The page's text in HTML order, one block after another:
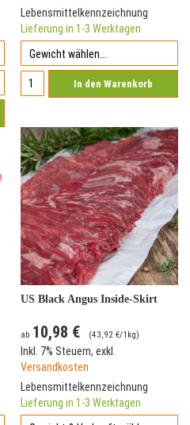
Lebensmittelkennzeichnung
Lieferung in 1-3 Werktagen
In den Warenkorb
US Black Angus Inside-Skirt
ab 10,98 € (43,92 €/1kg)
Inkl. 7% Steuern, exkl.
Versandkosten
Lebensmittelkennzeichnung
Lieferung in 1-3 Werktagen